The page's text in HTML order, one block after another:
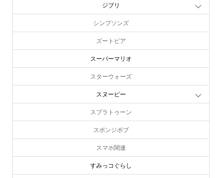
ジブリ
シンプソンズ
ズートピア
スーパーマリオ
スターウォーズ
スヌーピー
スプラトゥーン
スポンジボブ
スマホ関連
すみっコぐらし